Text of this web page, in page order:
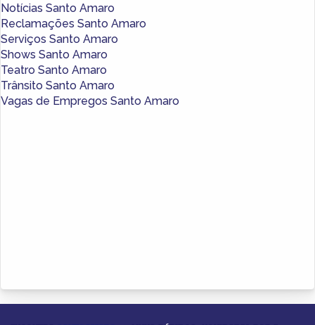
Notícias Santo Amaro
Reclamações Santo Amaro
Serviços Santo Amaro
Shows Santo Amaro
Teatro Santo Amaro
Trânsito Santo Amaro
Vagas de Empregos Santo Amaro